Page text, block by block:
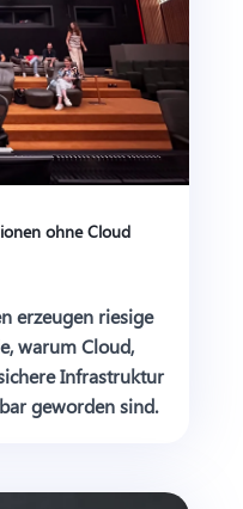
ohne Cloud
erzeugen riesige
warum Cloud,
Infrastruktur
geworden sind.